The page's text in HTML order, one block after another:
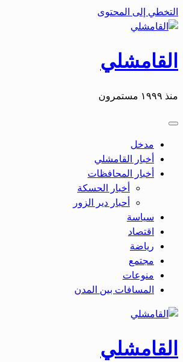
التخطي إلى المحتوى
القامشلي
منذ ١٩٩٩ مستمرون
مدخل
أخبار القامشلي
أخبار المحافظات
أخبار الحسكة
أحبار دير الزور
سياسة
اقتصاد
رياضة
مجتمع
منوعات
المسافات بين المدن
القامشلي